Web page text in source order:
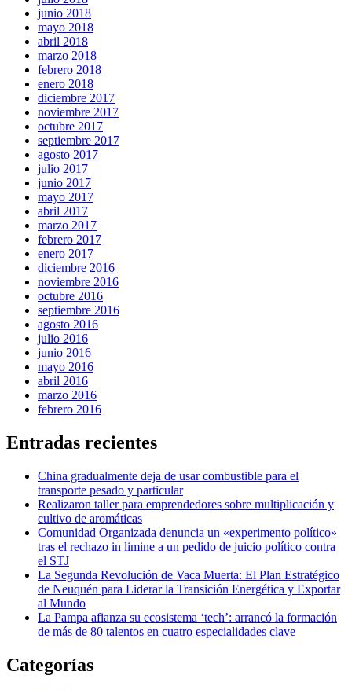
junio 2018
mayo 2018
abril 2018
marzo 2018
febrero 2018
enero 2018
diciembre 2017
noviembre 2017
octubre 2017
septiembre 2017
agosto 2017
julio 2017
junio 2017
mayo 2017
abril 2017
marzo 2017
febrero 2017
enero 2017
diciembre 2016
noviembre 2016
octubre 2016
septiembre 2016
agosto 2016
julio 2016
junio 2016
mayo 2016
abril 2016
marzo 2016
febrero 2016
Entradas recientes
China gradualmente deja de usar combustible para el
transporte pesado y particular
Realizaron taller para emprendedores sobre multiplicación y
cultivo de aromáticas
Comunidad Organizada denuncia un «experimento político»
tras el rechazo in limine a un pedido de juicio político contra
el STJ
La Segunda Revolución de Vaca Muerta: El Plan Estratégico
de Neuquén para Liderar la Transición Energética y Exportar
al Mundo
La Pampa afianza su ecosistema ‘tech’: arrancó la formación
de más de 80 talentos en cuatro especialidades clave
Categorías